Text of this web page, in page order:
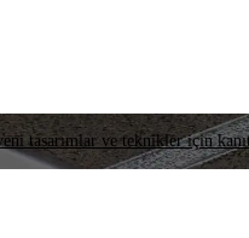
tasarımlar ve teknikler için